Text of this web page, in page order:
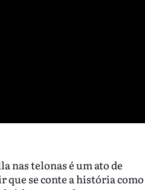
nas telonas é um ato de
que se conte a história como